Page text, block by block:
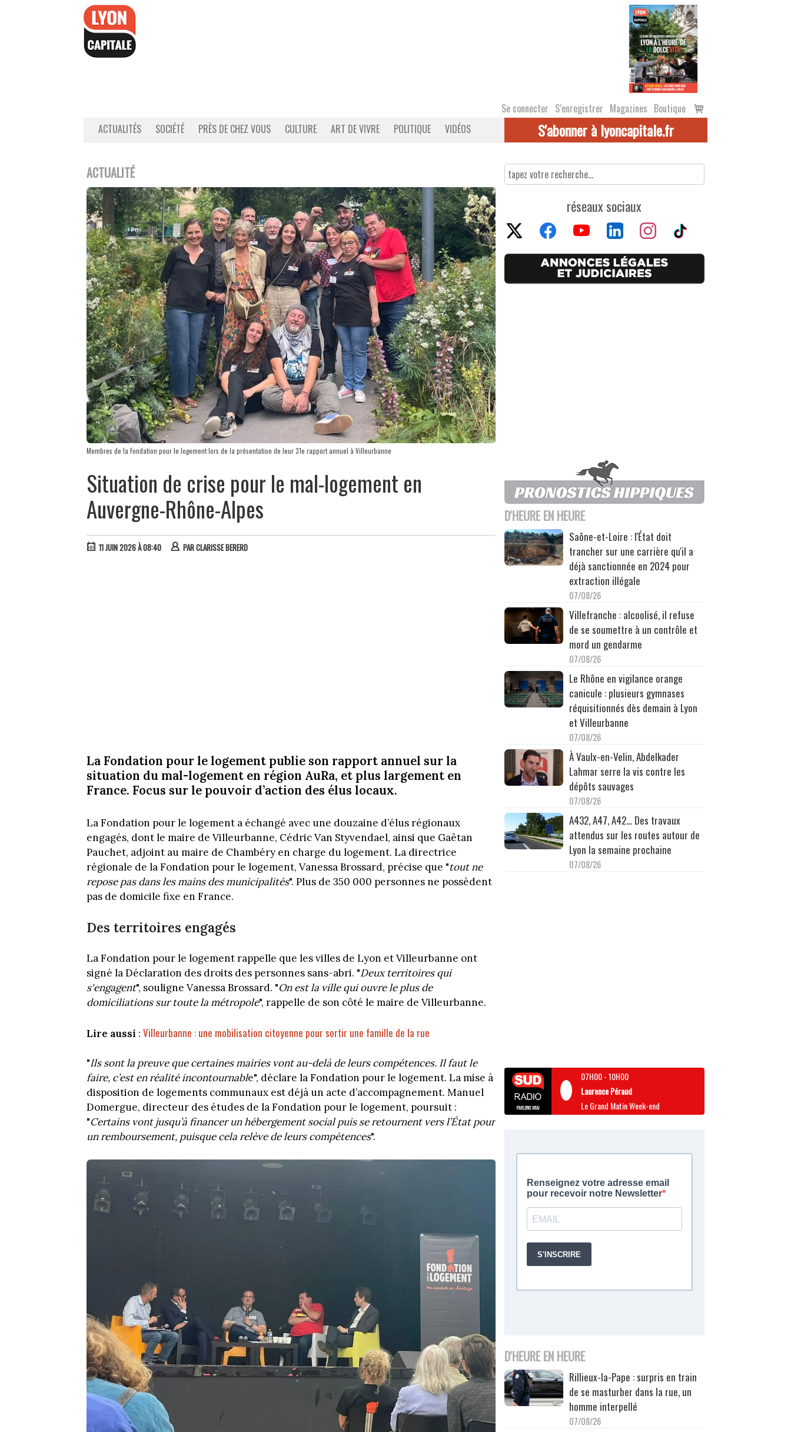
Se connecter S’enregistrer Magazines Boutique
Voir
le
ACTUALITÉS SOCIÉTÉ PRÈS DE CHEZ VOUS CULTURE ART DE VIVRE POLITIQUE VIDÉOS S'abonner à lyoncapitale.fr
ACTUALITÉ
Membres de la Fondation pour le logement lors de la présentation de leur 31e rapport annuel à Villeurbanne
Situation de crise pour le mal-logement en
Auvergne-Rhône-Alpes
11 JUIN 2026 À 08:40 PARCLARISSE BERERD
La Fondation pour le logement publie son rapport annuel sur la
situation du mal-logement en région AuRa, et plus largement en
France. Focus sur le pouvoir d’action des élus locaux.
La Fondation pour le logement a échangé avec une douzaine d’élus régionaux
engagés, dont le maire de Villeurbanne, Cédric Van Styvendael, ainsi que Gaëtan
Pauchet, adjoint au maire de Chambéry en charge du logement. La directrice
régionale de la Fondation pour le logement, Vanessa Brossard, précise que "tout ne
repose pas dans les mains des municipalités". Plus de 350 000 personnes ne possèdent
pas de domicile fixe en France.
Des territoires engagés
La Fondation pour le logement rappelle que les villes de Lyon et Villeurbanne ont
signé la Déclaration des droits des personnes sans-abri. "Deux territoires qui
s'engagent", souligne Vanessa Brossard. "On est la ville qui ouvre le plus de
domiciliations sur toute la métropole", rappelle de son côté le maire de Villeurbanne.
Lire aussi : Villeurbanne : une mobilisation citoyenne pour sortir une famille de la rue
"Ils sont la preuve que certaines mairies vont au-delà de leurs compétences. Il faut le
faire, c’est en réalité incontournable", déclare la Fondation pour le logement. La mise à
disposition de logements communaux est déjà un acte d’accompagnement. Manuel
Domergue, directeur des études de la Fondation pour le logement, poursuit :
"Certains vont jusqu’à financer un hébergement social puis se retournent vers l’État pour
un remboursement, puisque cela relève de leurs compétences".
réseaux sociaux
D'HEURE EN HEURE
Saône-et-Loire : l'État doit
trancher sur une carrière qu'il a
déjà sanctionnée en 2024 pour
extraction illégale
07/08/26
Villefranche : alcoolisé, il refuse
de se soumettre à un contrôle et
mord un gendarme
07/08/26
Le Rhône en vigilance orange
canicule : plusieurs gymnases
réquisitionnés dès demain à Lyon
et Villeurbanne
07/08/26
À Vaulx-en-Velin, Abdelkader
Lahmar serre la vis contre les
dépôts sauvages
07/08/26
A432, A47, A42… Des travaux
attendus sur les routes autour de
Lyon la semaine prochaine
07/08/26
07H00-10H00
Laurence Péraud
Le Grand Matin Week-end
D'HEURE EN HEURE
Rillieux-la-Pape : surpris en train
de se masturber dans la rue, un
homme interpellé
07/08/26